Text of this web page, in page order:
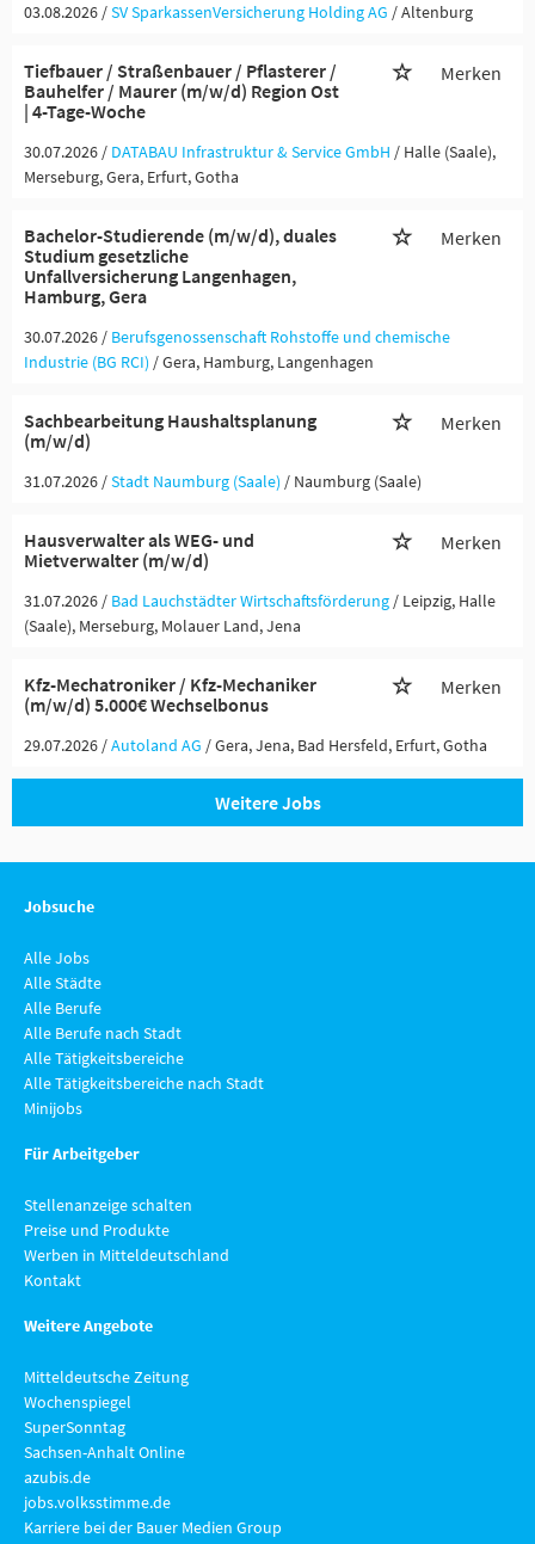
03.08.2026 /SV SparkassenVersicherung Holding AG / Altenburg
Tiefbauer / Straßenbauer / Pflasterer /
Bauhelfer / Maurer (m/w/d) Region Ost
| 4-Tage-Woche
Merken
30.07.2026 / DATABAU Infrastruktur & Service GmbH / Halle (Saale),
Merseburg, Gera, Erfurt, Gotha
Bachelor-Studierende (m/w/d), duales
Studium gesetzliche
Unfallversicherung Langenhagen,
Hamburg, Gera
Merken
30.07.2026 / Berufsgenossenschaft Rohstoffe und chemische
Industrie (BG RCI) / Gera, Hamburg, Langenhagen
Sachbearbeitung Haushaltsplanung
(m/w/d)
Merken
31.07.2026 /Stadt Naumburg (Saale) / Naumburg (Saale)
Hausverwalter als WEG- und
Mietverwalter (m/w/d)
Merken
31.07.2026 / Bad Lauchstädter Wirtschaftsförderung / Leipzig, Halle
(Saale), Merseburg, Molauer Land, Jena
Kfz-Mechatroniker / Kfz-Mechaniker
(m/w/d) 5.000€ Wechselbonus
Merken
29.07.2026 /Autoland AG / Gera, Jena, Bad Hersfeld, Erfurt, Gotha
Weitere Jobs
Jobsuche
Alle Jobs
Alle Städte
Alle Berufe
Alle Berufe nach Stadt
Alle Tätigkeitsbereiche
Alle Tätigkeitsbereiche nach Stadt
Minijobs
Für Arbeitgeber
Stellenanzeige schalten
Preise und Produkte
Werben in Mitteldeutschland
Kontakt
Weitere Angebote
Mitteldeutsche Zeitung
Wochenspiegel
SuperSonntag
Sachsen-Anhalt Online
azubis.de
jobs.volksstimme.de
Karriere bei der Bauer Medien Group